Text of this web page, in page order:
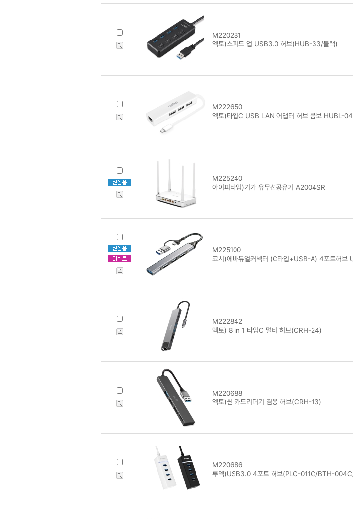
M220281
엑토)스피드 업 USB3.0 허브(HUB-33/블랙)
M222650
엑토)타입C USB LAN 어댑터 허브 콤보 HUBL-04
M225240
아이피타임)기가 유무선공유기 A2004SR
M225100
코시)에바듀얼커넥터 (C타입+USB-A) 4포트허브
M222842
엑토) 8 in 1 타입C 멀티 허브(CRH-24)
M220688
엑토)씬 카드리더기 겸용 허브(CRH-13)
M220686
루덱)USB3.0 4포트 허브(PLC-011C/BTH-